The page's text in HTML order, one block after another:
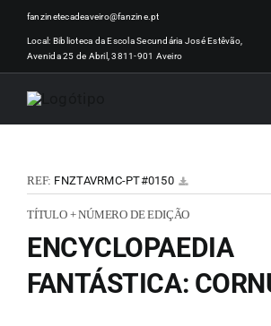
Skip
content
fanzinetecadeaveiro@fanzine.pt
Local: Biblioteca da Escola Secundária José Estêvão,
Avenida 25 de Abril, 3811-901 Aveiro
REF: FNZTAVRMC-PT#0150
TÍTULO + NÚMERO DE EDIÇÃO
ENCYCLOPAEDIA
FANTÁSTICA: